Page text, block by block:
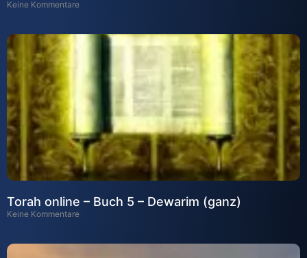
Keine Kommentare
Torah online – Buch 5 – Dewarim (ganz)
Keine Kommentare